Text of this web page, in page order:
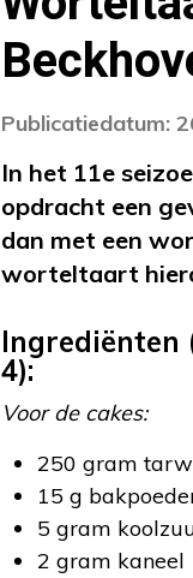
Publicatiedatum:
In het 11e
opdracht een
dan met een
worteltaart
Ingrediënten
4):
Voor de cakes:
250 gram
15 g
5 gram
2 gram kaneel